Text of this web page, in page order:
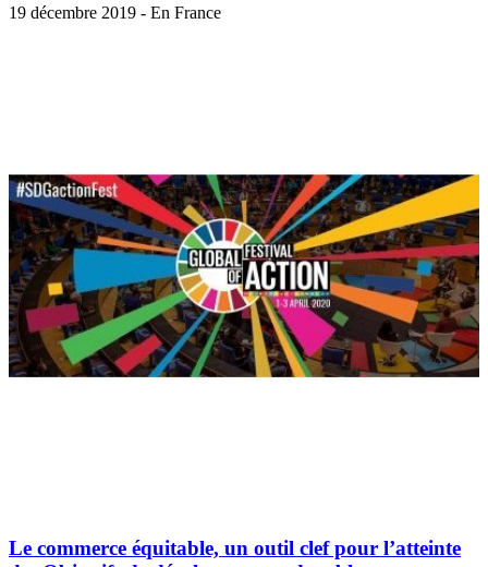
19 décembre 2019 - En France
Le commerce équitable, un outil clef pour l’atteinte